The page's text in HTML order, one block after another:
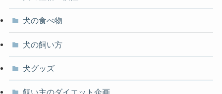
犬の食べ物
犬の飼い方
犬グッズ
飼い主のダイエット企画